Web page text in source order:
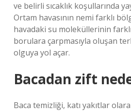
ve belirli sıcaklık koşullarında
Ortam havasının nemi farklı
havadaki su moleküllerinin farklı
borulara çarpmasıyla oluşan
olguya yol açar.
Bacadan zift
Baca temizliği, katı yakıtlar